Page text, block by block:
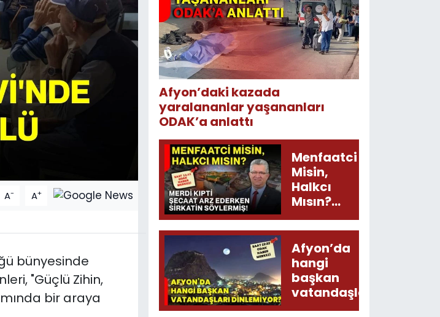
A- A+
bünyesinde
"Güçlü Zihin,
bir araya
Afyon’daki kazada
yaralananlar yaşananları
ODAK’a anlattı
Menfaatci
Misin,
Halkcı
Mısın?
Merdi
Kıpti
Şecaat
Arz
Ederken
Sirkatin
Söylermiş!
Afyon’da
hangi
başkan
vatandaşları
dinlemiyor?